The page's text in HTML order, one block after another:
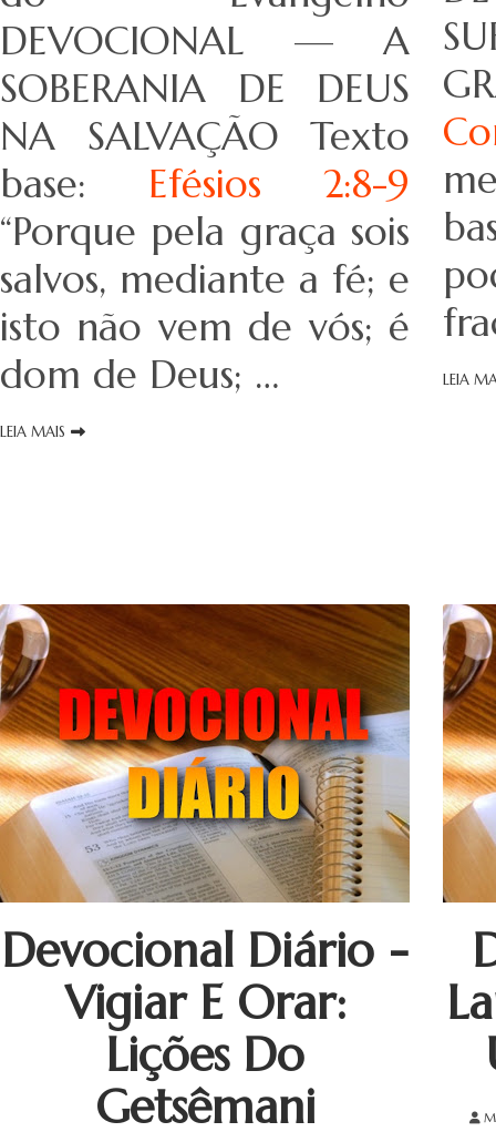
DEVOCIONAL — A
SOBERANIA DE DEUS
NA SALVAÇÃO Texto
base: Efésios 2:8-9
“Porque pela graça sois
salvos, mediante a fé; e
isto não vem de vós; é
dom de Deus; …
LEIA MAIS
LEIA
Devocional Diário -
Vigiar E Orar:
Lições Do
Getsêmani